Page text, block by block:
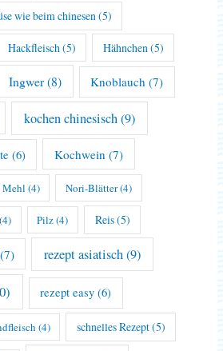
wie beim chinesen (5)
Hackfleisch (5) Hähnchen (5)
Ingwer(8) Knoblauch (7)
kochen chinesisch(9)
(6) Kochwein (7)
Mehl (4) Nori-Blätter(4)
(4) Pilz(4) Reis(5)
(7) rezept asiatisch(9)
rezept easy (6)
(4) schnelles Rezept(5)